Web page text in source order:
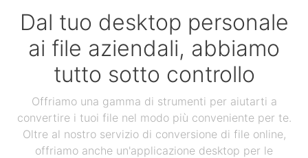
Dal tuo desktop personale
ai file aziendali, abbiamo
tutto sotto controllo
Offriamo una gamma di strumenti per aiutarti a
convertire i tuoi file nel modo più conveniente per te.
Oltre al nostro servizio di conversione di file online,
offriamo anche un'applicazione desktop per le